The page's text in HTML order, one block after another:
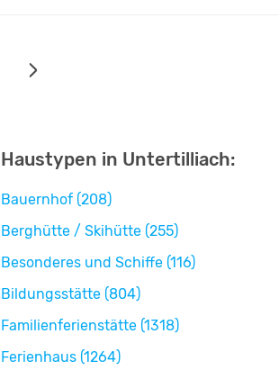
Haustypen in Untertilliach:
Bauernhof (208)
Berghütte / Skihütte (255)
Besonderes und Schiffe (116)
Bildungsstätte (804)
Familienferienstätte (1318)
Ferienhaus (1264)